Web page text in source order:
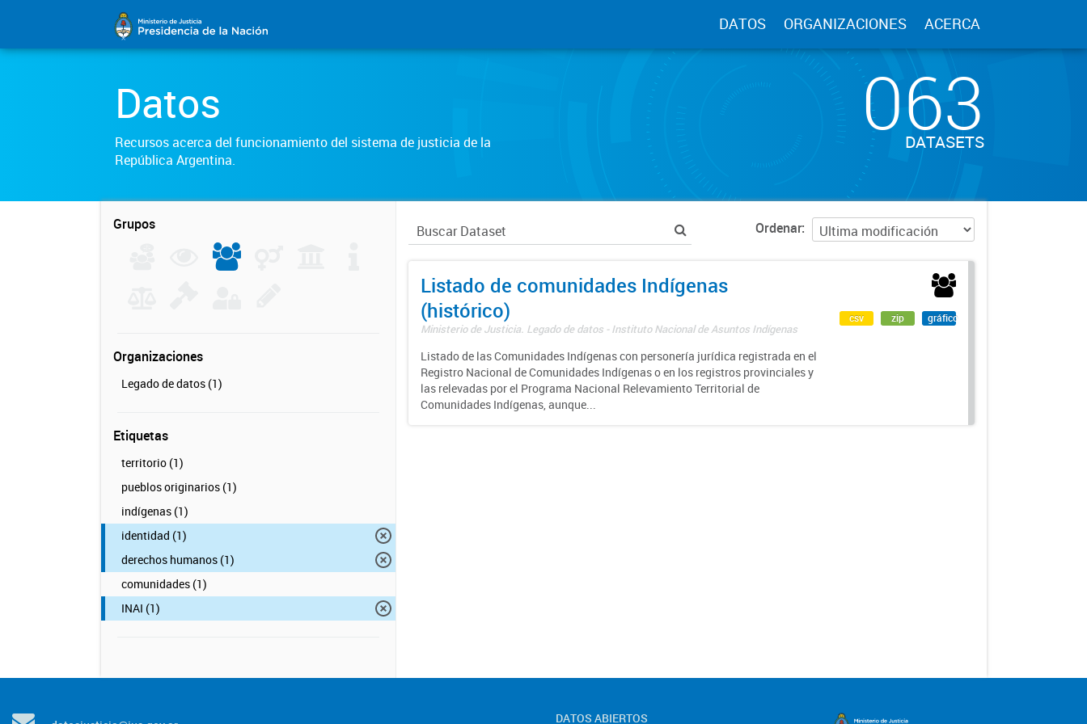
DATOS ORGANIZACIONES ACERCA
Datos
Recursos acerca del funcionamiento del sistema de justicia de la
República Argentina.
063
DATASETS
Grupos
Organizaciones
Legado de datos (1)
Etiquetas
territorio (1)
pueblos originarios (1)
indígenas (1)
identidad (1)
derechos humanos (1)
comunidades (1)
INAI (1)
Ordenar
Listado de comunidades Indígenas
(histórico)
Ministerio de Justicia. Legado de datos - Instituto Nacional de Asuntos Indígenas
Listado de las Comunidades Indígenas con personería jurídica registrada en el
Registro Nacional de Comunidades Indígenas o en los registros provinciales y
las relevadas por el Programa Nacional Relevamiento Territorial de
Comunidades Indígenas, aunque...
csv zip gráfico
DATOS ABIERTOS